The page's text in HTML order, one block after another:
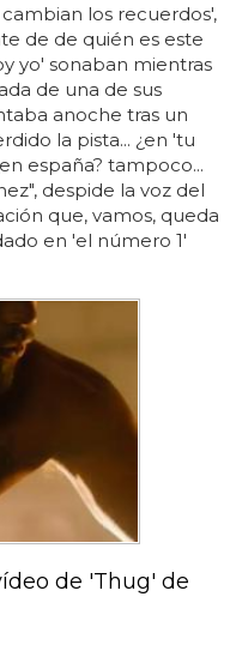
los recuerdos',
de de quién es este
yo' sonaban mientras
de una de sus
anoche tras un
la pista... ¿en 'tu
españa? tampoco...
despide la voz del
que, vamos, queda
en 'el número 1'
de 'Thug' de